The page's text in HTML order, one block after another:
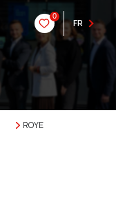
0
FR
ROYE